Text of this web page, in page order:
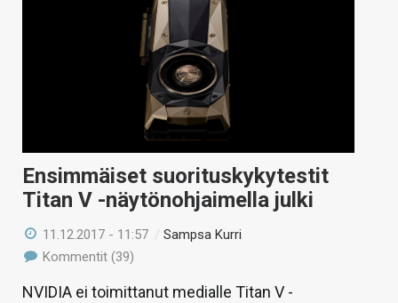
Ensimmäiset suorituskykytestit
Titan V -näytönohjaimella julki
11.12.2017 - 11:57 /Sampsa Kurri
Kommentit (39)
NVIDIA ei toimittanut medialle Titan V -